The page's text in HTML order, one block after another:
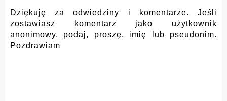
Dziękuję za odwiedziny i komentarze. Jeśli
zostawiasz komentarz jako użytkownik
anonimowy, podaj, proszę, imię lub pseudonim.
Pozdrawiam